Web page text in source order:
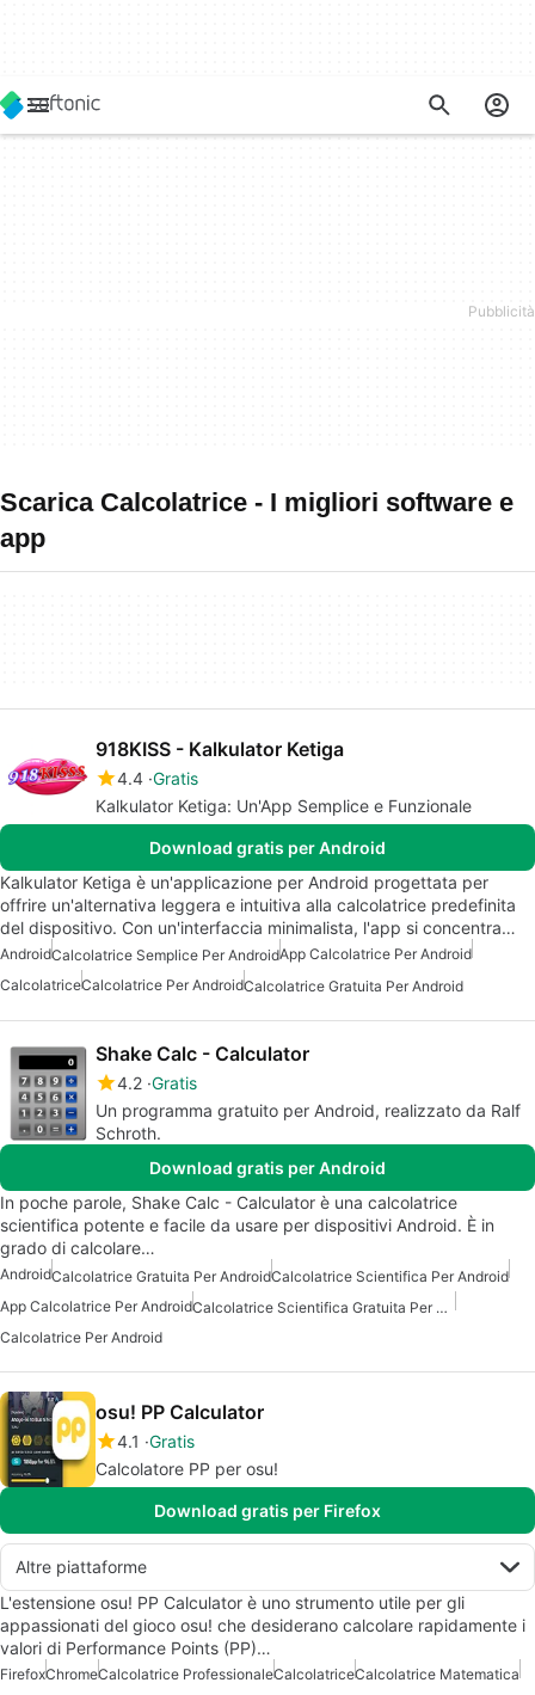
Scarica Calcolatrice - I migliori software e
app
918KISS - Kalkulator Ketiga
4.4 Gratis
Kalkulator Ketiga: Un'App Semplice e Funzionale
Download gratis per Android
Kalkulator Ketiga è un'applicazione per Android progettata per
offrire un'alternativa leggera e intuitiva alla calcolatrice predefinita
del dispositivo. Con un'interfaccia minimalista, l'app si concentra…
AndroidCalcolatrice Semplice Per AndroidApp Calcolatrice Per Android
CalcolatriceCalcolatrice Per AndroidCalcolatrice Gratuita Per Android
Shake Calc - Calculator
4.2 Gratis
Un programma gratuito per Android, realizzato da Ralf
Schroth.
Download gratis per Android
In poche parole, Shake Calc - Calculator è una calcolatrice
scientifica potente e facile da usare per dispositivi Android. È in
grado di calcolare…
AndroidCalcolatrice Gratuita Per AndroidCalcolatrice Scientifica Per Android
App Calcolatrice Per Android
Calcolatrice Scientifica Gratuita Per Android
Calcolatrice Per Android
osu! PP Calculator
4.1 Gratis
Calcolatore PP per osu!
Download gratis per Firefox
Altre piattaforme
L'estensione osu! PP Calculator è uno strumento utile per gli
appassionati del gioco osu! che desiderano calcolare rapidamente i
valori di Performance Points (PP)…
FirefoxChromeCalcolatrice ProfessionaleCalcolatriceCalcolatrice Matematica